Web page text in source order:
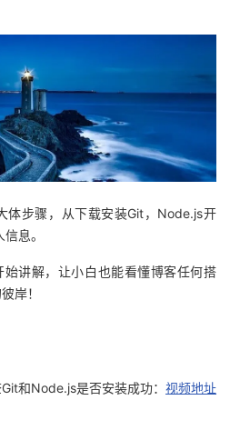
体步骤，从下载安装Git，Node.js开
息。
讲解，让小白也能看懂博客任何搭
岸！
和Node.js是否安装成功： 视频地址